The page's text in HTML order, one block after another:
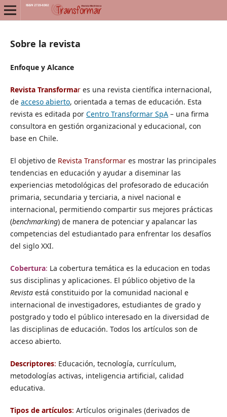
Sobre la revista
Enfoque y Alcance
Revista Transformares una revista científica internacional,
de acceso abierto, orientada a temas de educación. Esta
revista es editada por Centro Transformar SpA–una firma
consultora en gestión organizacional y educacional, con
base en Chile.
El objetivo de Revista Transformar es mostrar las principales
tendencias en educación y ayudar a diseminar las
experiencias metodológicas del profesorado de educación
primaria, secundaria y terciaria, a nivel nacional e
internacional, permitiendo compartir sus mejores prácticas
(benchmarking) de manera de potenciar y apalancar las
competencias del estudiantado para enfrentar los desafíos
del siglo XXI.
Cobertura: La cobertura temática es la educacion en todas
sus disciplinas y aplicaciones. El público objetivo de la
Revistaestá constituido por la comunidad nacional e
internacional de investigadores, estudiantes de grado y
postgrado y todo el público interesado en la diversidad de
las disciplinas de educación. Todos los artículos son de
acceso abierto.
Descriptores: Educación, tecnología, currículum,
metodologías activas, inteligencia artificial, calidad
educativa.
Tipos de artículos: Artículos originales (derivados de